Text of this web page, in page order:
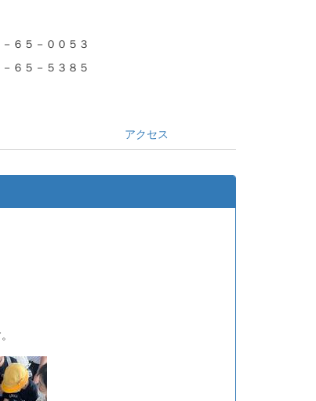
６５－００５３
６５－５３８５
アクセス